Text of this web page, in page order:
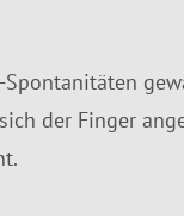
der Finger